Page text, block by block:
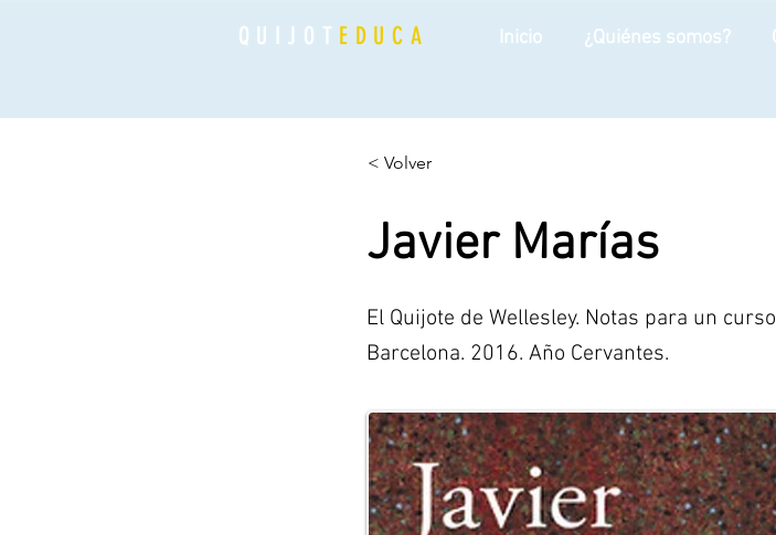
QUIJOT EDUCA Inicio ¿Quiénes somos?
< Volver
Javier Marías
El Quijote de Wellesley. Notas para un
Barcelona. 2016. Año Cervantes.